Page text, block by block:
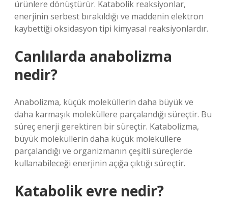
ürünlere dönüştürür. Katabolik reaksiyonlar,
enerjinin serbest bırakıldığı ve maddenin elektron
kaybettiği oksidasyon tipi kimyasal reaksiyonlardır.
Canlılarda anabolizma
nedir?
Anabolizma, küçük moleküllerin daha büyük ve
daha karmaşık moleküllere parçalandığı süreçtir. Bu
süreç enerji gerektiren bir süreçtir. Katabolizma,
büyük moleküllerin daha küçük moleküllere
parçalandığı ve organizmanın çeşitli süreçlerde
kullanabileceği enerjinin açığa çıktığı süreçtir.
Katabolik evre nedir?